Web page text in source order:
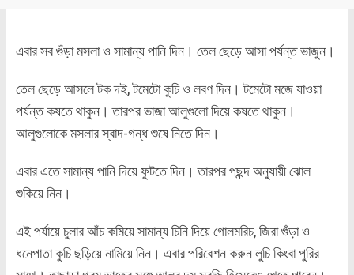
এবার সব গুঁড়া মসলা ও সামান্য পানি দিন। তেল ছেড়ে আসা পর্যন্ত ভাজুন।
তেল ছেড়ে আসলে টক দই, টমেটো কুচি ও লবণ দিন। টমেটো মজে যাওয়া
পর্যন্ত কষতে থাকুন। তারপর ভাজা আলুগুলো দিয়ে কষতে থাকুন।
আলুগুলোকে মসলার স্বাদ-গন্ধ শুষে নিতে দিন।
এবার এতে সামান্য পানি দিয়ে ফুটতে দিন। তারপর পছন্দ অনুযায়ী ঝোল
শুকিয়ে নিন।
এই পর্যায়ে চুলার আঁচ কমিয়ে সামান্য চিনি দিয়ে গোলমরিচ, জিরা গুঁড়া ও
ধনেপাতা কুচি ছড়িয়ে নামিয়ে নিন। এবার পরিবেশন করুন লুচি কিংবা পুরির